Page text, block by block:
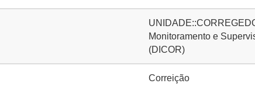
Monitoramento e
(DICOR)
Correição